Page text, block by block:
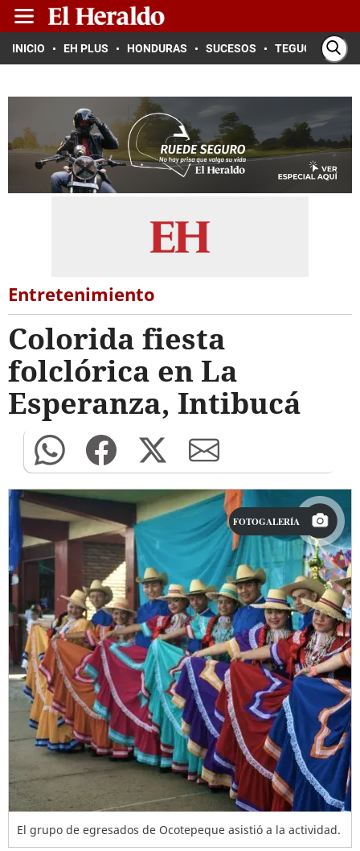
INICIO EH PLUS HONDURAS SUCESOS TEGUCIGALPA
Entretenimiento
Colorida fiesta
folclórica en La
Esperanza, Intibucá
FOTOGALERÍA
El grupo de egresados de Ocotepeque asistió a la actividad.